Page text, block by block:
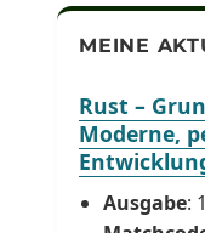
MEINE
Rust –
Moderne,
Ausgabe: